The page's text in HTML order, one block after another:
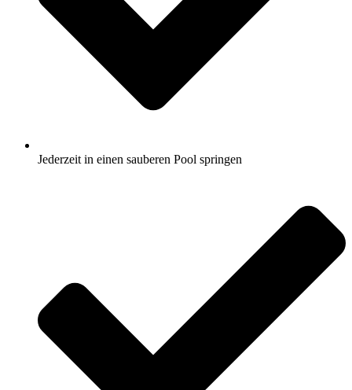
Jederzeit in einen sauberen Pool springen